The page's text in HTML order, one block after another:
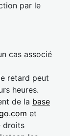
par le
cas associé
retard peut
heures.
de la base
et
droits